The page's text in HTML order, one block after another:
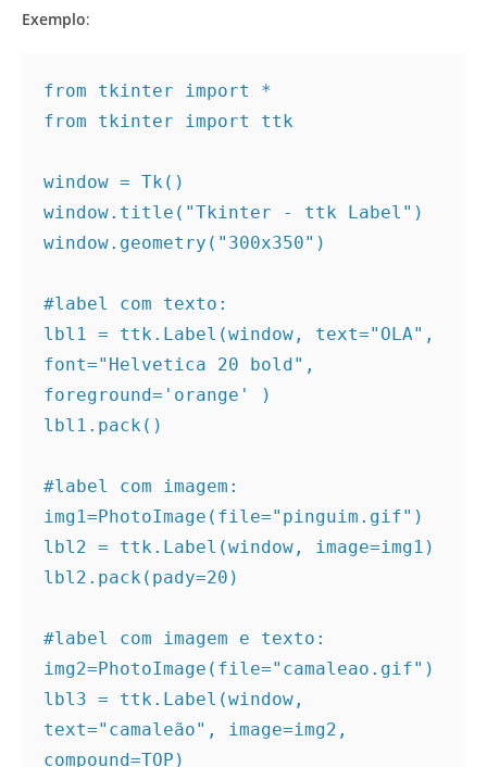
Exemplo:
from tkinter import *
from tkinter import ttk
window = Tk()
window.title("Tkinter - ttk Label")
window.geometry("300x350")
#label com texto:
lbl1 = ttk.Label(window, text="OLA",
font="Helvetica 20 bold",
foreground='orange' )
lbl1.pack()
#label com imagem:
img1=PhotoImage(file="pinguim.gif")
lbl2 = ttk.Label(window, image=img1)
lbl2.pack(pady=20)
#label com imagem e texto:
img2=PhotoImage(file="camaleao.gif")
lbl3 = ttk.Label(window,
text="camaleão", image=img2,
compound=TOP)